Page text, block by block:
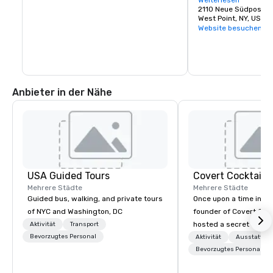
https://
2110 Neue
West Point, NY, US
Website besuchen
Anbieter in der Nähe
USA Guided Tours
Mehrere Städte
Guided bus, walking, and private tours
of NYC and Washington, DC
Aktivität
Transport
Bevorzugtes Personal
Covert Cocktail
Mehrere Städte
Once upon a time in
founder of Covert
hosted a secret
intimate place for
in his home. The only
Aktivität
Bevorzugtes Personal